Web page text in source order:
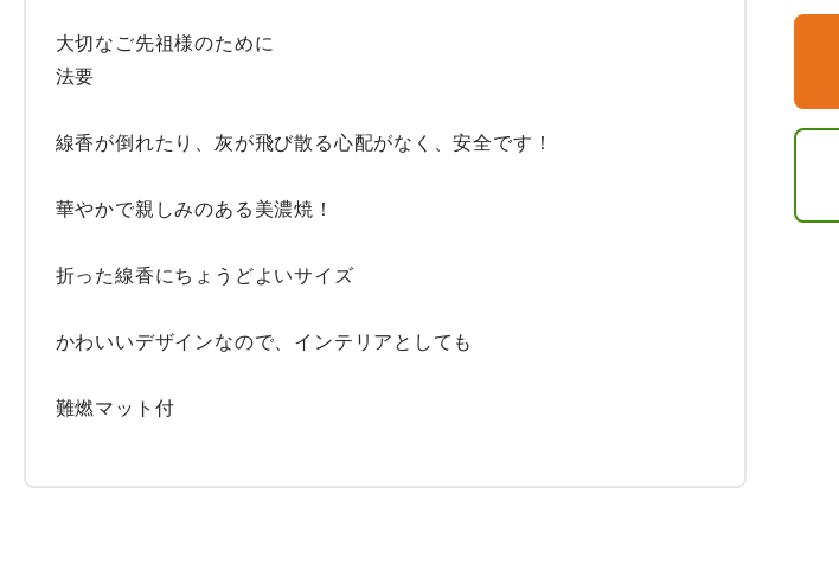
大切なご先祖様のために
法要
線香が倒れたり、灰が飛び散る心配がなく、安全です！
華やかで親しみのある美濃焼！
折った線香にちょうどよいサイズ
かわいいデザインなので、インテリアとしても
難燃マット付